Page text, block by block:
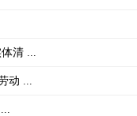
清 ...
动 ...